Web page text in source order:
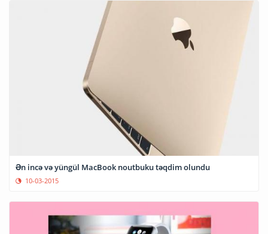
Ən incə və yüngül MacBook noutbuku təqdim olundu
10-03-2015